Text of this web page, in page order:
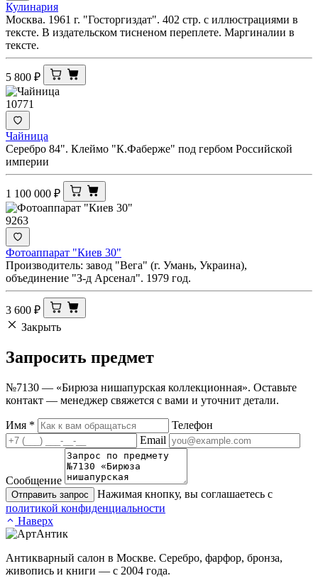
Кулинария
Москва. 1961 г. "Госторгиздат". 402 стр. с иллюстрациями в
тексте. В издательском тисненом переплете. Маргиналии в
тексте.
5 800 ₽
10771
Чайница
Серебро 84". Клеймо "К.Фаберже" под гербом Российской
империи
1 100 000 ₽
9263
Фотоаппарат "Киев 30"
Производитель: завод "Вега" (г. Умань, Украина),
объединение "З-д Арсенал". 1979 год.
3 600 ₽
Закрыть
Запросить предмет
№7130 — «Бирюза нишапурская коллекционная». Оставьте
контакт — менеджер свяжется с вами и уточнит детали.
Имя *
Телефон
Email
Сообщение
Отправить запрос
Нажимая кнопку, вы соглашаетесь с
политикой конфиденциальности
Наверх
Антикварный салон в Москве. Серебро, фарфор, бронза,
живопись и книги — с 2004 года.